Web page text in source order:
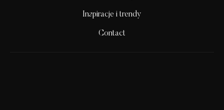
Inspiracje i trendy
Contact